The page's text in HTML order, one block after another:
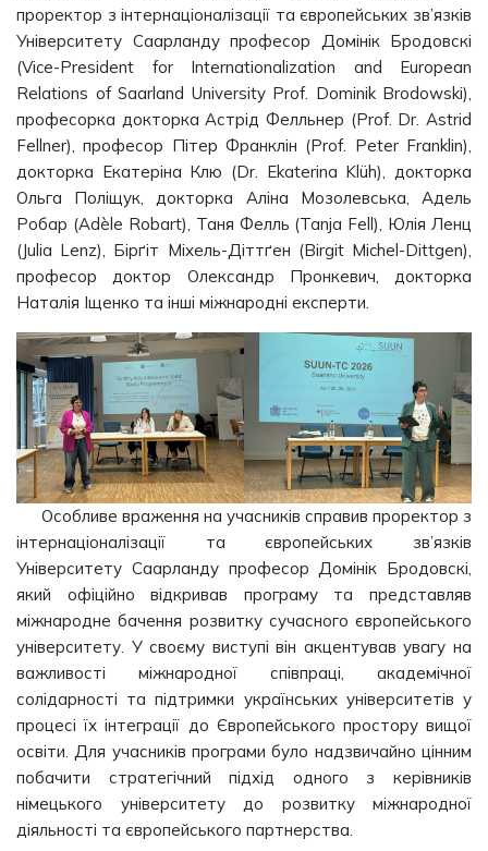
проректор з інтернаціоналізації та європейських зв’язків
Університету Саарланду професор Домінік Бродовскі
(Vice-President for Internationalization and European
Relations of Saarland University Prof. Dominik Brodowski),
професорка докторка Астрід Фелльнер (Prof. Dr. Astrid
Fellner), професор Пітер Франклін (Prof. Peter Franklin),
докторка Екатеріна Клю (Dr. Ekaterina Klüh), докторка
Ольга Поліщук, докторка Аліна Мозолевська, Адель
Робар (Adèle Robart), Таня Фелль (Tanja Fell), Юлія Ленц
(Julia Lenz), Бірґіт Міхель-Діттґен (Birgit Michel-Dittgen),
професор доктор Олександр Пронкевич, докторка
Наталія Іщенко та інші міжнародні експерти.
Особливе враження на учасників справив проректор з
інтернаціоналізації та європейських зв’язків
Університету Саарланду професор Домінік Бродовскі,
який офіційно відкривав програму та представляв
міжнародне бачення розвитку сучасного європейського
університету. У своєму виступі він акцентував увагу на
важливості міжнародної співпраці, академічної
солідарності та підтримки українських університетів у
процесі їх інтеграції до Європейського простору вищої
освіти. Для учасників програми було надзвичайно цінним
побачити стратегічний підхід одного з керівників
німецького університету до розвитку міжнародної
діяльності та європейського партнерства.